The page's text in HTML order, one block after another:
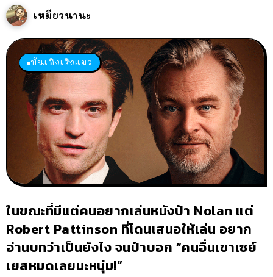
เหมียวนานะ
บันเทิงเริงแมว
ในขณะที่มีแต่คนอยากเล่นหนังป๋า Nolan แต่
Robert Pattinson ที่โดนเสนอให้เล่น อยาก
อ่านบทว่าเป็นยังไง จนป๋าบอก “คนอื่นเขาเซย์
เยสหมดเลยนะหนุ่ม!”